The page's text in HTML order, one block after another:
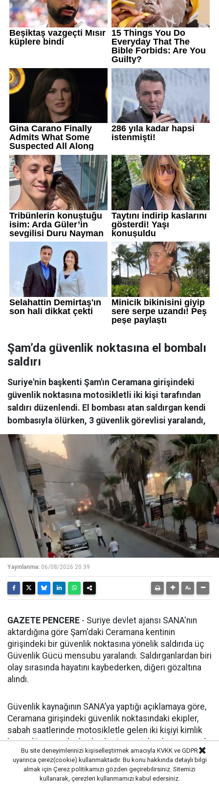
Şam’da güvenlik noktasına el bombalı
saldırı
Suriye'nin başkenti Şam'ın Ceramana girişindeki
güvenlik noktasına motosikletli iki kişi tarafından
saldırı düzenlendi. El bombası atan saldırgan kendi
bombasıyla ölürken, 3 güvenlik görevlisi yaralandı,
Yayınlanma: 06/08/2026 20:39
GAZETE PENCERE - Suriye devlet ajansı SANA'nın
aktardığına göre Şam'daki Ceramana kentinin
girişindeki bir güvenlik noktasına yönelik saldırıda üç
Güvenlik Gücü mensubu yaralandı. Saldırganlardan biri
olay sırasında hayatını kaybederken, diğeri gözaltına
alındı.
Güvenlik kaynağının SANA’ya yaptığı açıklamaya göre,
Ceramana girişindeki güvenlik noktasındaki ekipler,
sabah saatlerinde motosikletle gelen iki kişiyi kimlik
kontrolü amacıyla durdurdu. Arama işlemleri sırasında
şüphelilerden biri tabancasını çekerek havaya peş
peşe ateş açtı, ardından güvenlik görevlilerine doğru
iki el bombası attı. Saldırıda üç güvenlik görevlisi
Bu site deneyimlerinizi kişiselleştirmek amacıyla KVKK ve GDPR
uyarınca çerez(cookie) kullanmaktadır. Bu konu hakkında detaylı bilgi
almak için Çerez politikamızı gözden geçirebilirsiniz. Sitemizi
kullanarak, çerezleri kullanmamızı kabul edersiniz.